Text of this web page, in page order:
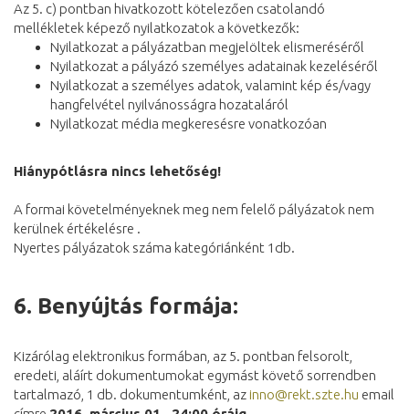
Az 5. c) pontban hivatkozott kötelezően csatolandó
mellékletek képező nyilatkozatok a következők:
Nyilatkozat a pályázatban megjelöltek elismeréséről
Nyilatkozat a pályázó személyes adatainak kezeléséről
Nyilatkozat a személyes adatok, valamint kép és/vagy
hangfelvétel nyilvánosságra hozataláról
Nyilatkozat média megkeresésre vonatkozóan
Hiánypótlásra nincs lehetőség!
A formai követelményeknek meg nem felelő pályázatok nem
kerülnek értékelésre .
Nyertes pályázatok száma kategóriánként 1db.
6. Benyújtás formája:
Kizárólag elektronikus formában, az 5. pontban felsorolt,
eredeti, aláírt dokumentumokat egymást követő sorrendben
tartalmazó, 1 db. dokumentumként, azinno@rekt.szte.hu email